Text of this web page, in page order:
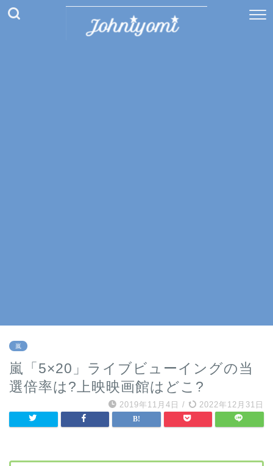
嵐
嵐「5×20」ライブビューイングの当
選倍率は?上映映画館はどこ?
2019年11月4日 / 2022年12月31日